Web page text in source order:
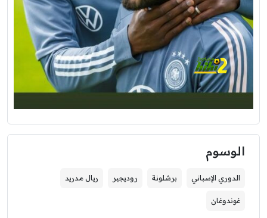
الوسوم
الدوري الإسباني برشلونة روديجير ريال مدريد
غوندوغان